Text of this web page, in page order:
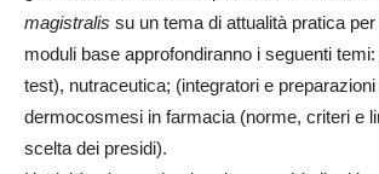
magistralis su un tema di attualità pratica
moduli base approfondiranno i seguenti
test), nutraceutica; (integratori e
dermocosmesi in farmacia (norme, criteri e
scelta dei presidi).